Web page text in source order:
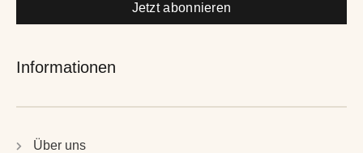
Jetzt abonnieren
Informationen
Über uns